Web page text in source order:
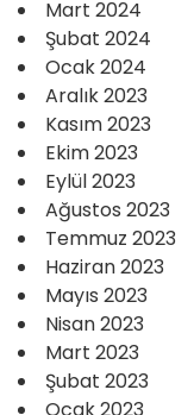
Mart 2024
Şubat 2024
Ocak 2024
Aralık 2023
Kasım 2023
Ekim 2023
Eylül 2023
Ağustos 2023
Temmuz 2023
Haziran 2023
Mayıs 2023
Nisan 2023
Mart 2023
Şubat 2023
Ocak 2023